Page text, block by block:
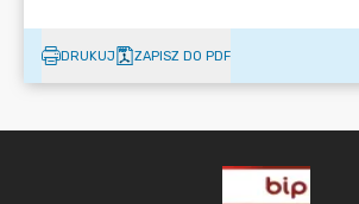
DRUKUJ ZAPISZ DO PDF